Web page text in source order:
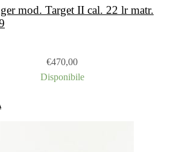
mod. Target II cal. 22 lr matr.
€470,00
Disponibile